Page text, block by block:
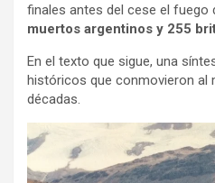
finales antes del cese el fuego
muertos argentinos y 255
En el texto que sigue, una
históricos que conmovieron al
décadas.